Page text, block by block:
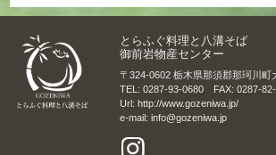
とらふぐ料理と八溝そば
御前岩物産センター
〒324-0602 栃木県那須郡那珂川町
TEL: 0287-93-0680 FAX: 0287-82-
Url: http://www.gozeniwa.jp/
e-mail: info@gozeniwa.jp